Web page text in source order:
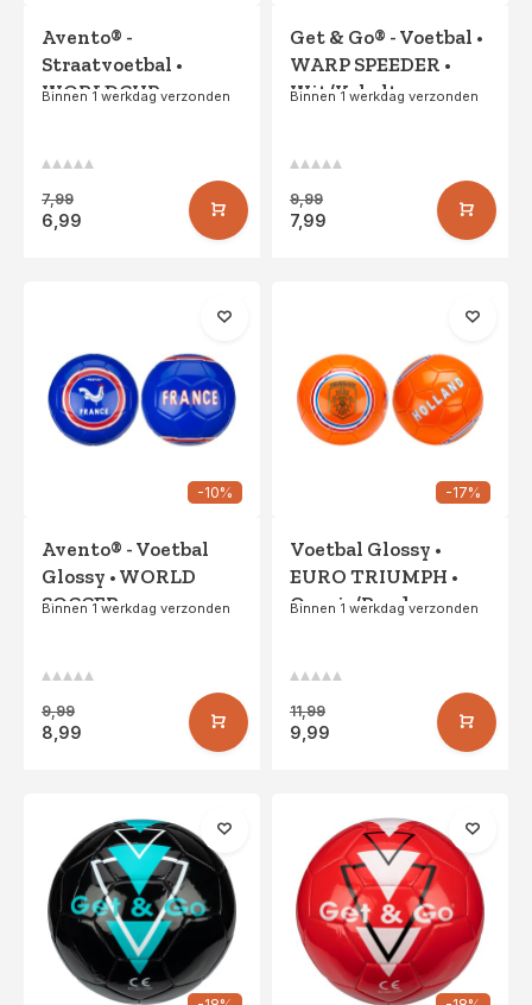
Avento® -
Straatvoetbal •
WORLDCUP •
Binnen 1 werkdag verzonden
7,99
6,99
Get & Go® - Voetbal •
WARP SPEEDER •
Wit/Kobalt
Binnen 1 werkdag verzonden
9,99
7,99
-10%
Avento® - Voetbal
Glossy • WORLD
SOCCER •
Binnen 1 werkdag verzonden
9,99
8,99
-17%
Voetbal Glossy •
EURO TRIUMPH •
Oranje/Rood
Binnen 1 werkdag verzonden
11,99
9,99